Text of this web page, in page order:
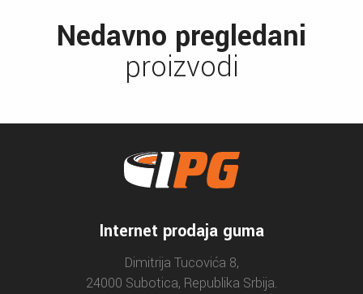
Nedavno pregledani
proizvodi
Internet prodaja guma
Dimitrija Tucovića 8,
24000 Subotica, Republika Srbija.